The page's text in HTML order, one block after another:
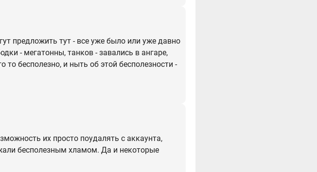
предложить тут - все уже было или уже давно
- мегатонны, танков - завались в ангаре,
то бесполезно, и ныть об этой бесполезности -
их просто поудалять с аккаунта,
бесполезным хламом. Да и некоторые